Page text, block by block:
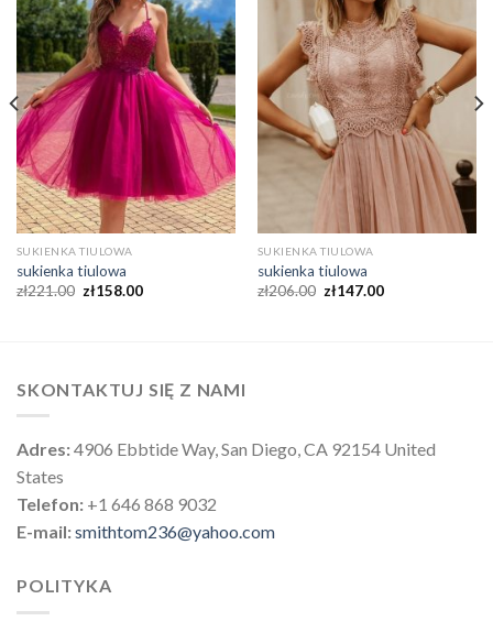
SUKIENKA TIULOWA
sukienka tiulowa
zł221.00 zł158.00
SUKIENKA TIULOWA
sukienka tiulowa
zł206.00 zł147.00
SKONTAKTUJ SIĘ Z NAMI
Adres:4906 Ebbtide Way, San Diego, CA 92154 United
States
Telefon: +1 646 868 9032
E-mail:smithtom236@yahoo.com
POLITYKA